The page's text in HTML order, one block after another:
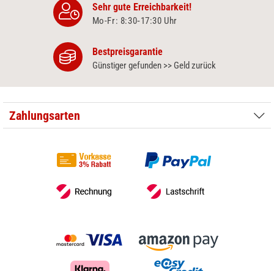
Sehr gute Erreichbarkeit!
Mo-Fr: 8:30‑17:30 Uhr
Bestpreisgarantie
Günstiger gefunden >> Geld zurück
Zahlungsarten